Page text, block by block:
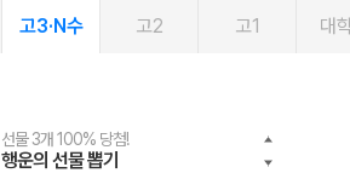
고3·N수 고2 고1 대
선물 3개 100% 당첨!
행운의 선물 뽑기
선물 100% 증정!
메가스터디 X 올리브
여름방학 스터디 캐시백
메가런 썸머스쿨
2027 러셀 단과
강사 공개선발
스마트러닝앱
설문 EVENT
메가패스
3일 무료 체험권
메가패스 수강생 무료혜택!
메가클럽 멤버십
사회공헌 캠페인
희망이룸 메가나눔